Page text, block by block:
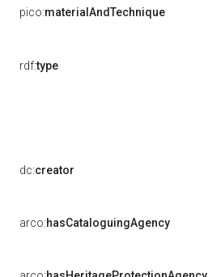
pico:materialAndTechnique
rdf:type
dc:creator
arco:hasCataloguingAgency